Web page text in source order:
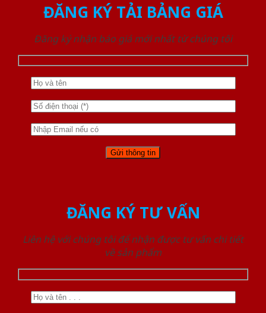
ĐĂNG KÝ TẢI BẢNG GIÁ
Đăng ký nhận báo giá mới nhất từ chúng tôi
ĐĂNG KÝ TƯ VẤN
Liên hệ với chúng tôi để nhận được tư vấn chi tiết
về sản phẩm